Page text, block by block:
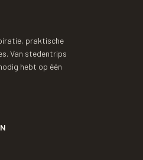
praktische
Van stedentrips
hebt op één